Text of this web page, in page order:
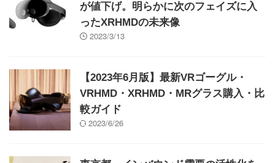
が値下げ。明らかに次のフェイズに入
ったXRHMDの未来像
2023/3/13
【2023年6月版】最新VRゴーグル・
VRHMD・XRHMD・MRグラス購入・比
較ガイド
2023/6/26